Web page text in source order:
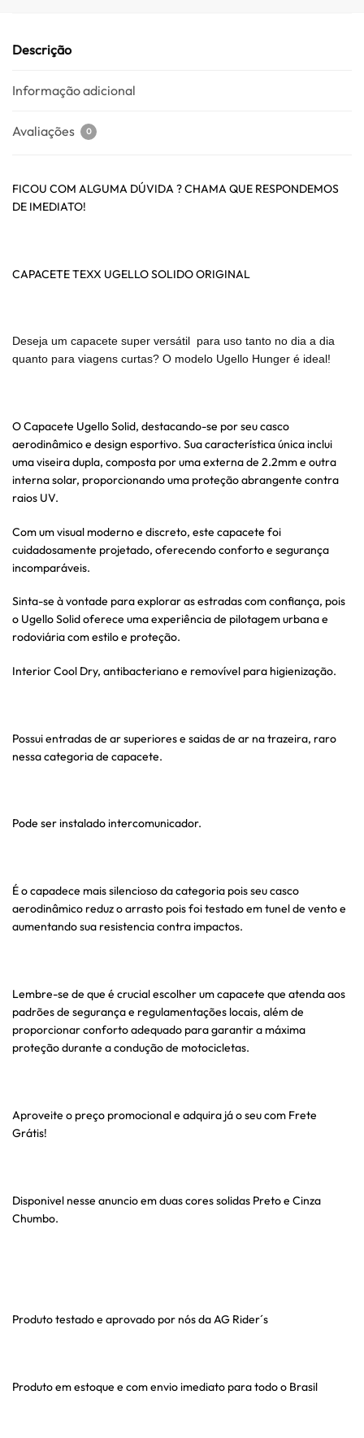
Descrição
Informação adicional
Avaliações 0
FICOU COM ALGUMA DÚVIDA ? CHAMA QUE RESPONDEMOS
DE IMEDIATO!
CAPACETE TEXX UGELLO SOLIDO ORIGINAL
Deseja um capacete super versátil para uso tanto no dia a dia
quanto para viagens curtas? O modelo Ugello Hunger é ideal!
O Capacete Ugello Solid, destacando-se por seu casco
aerodinâmico e design esportivo. Sua característica única inclui
uma viseira dupla, composta por uma externa de 2.2mm e outra
interna solar, proporcionando uma proteção abrangente contra
raios UV.
Com um visual moderno e discreto, este capacete foi
cuidadosamente projetado, oferecendo conforto e segurança
incomparáveis.
Sinta-se à vontade para explorar as estradas com confiança, pois
o Ugello Solid oferece uma experiência de pilotagem urbana e
rodoviária com estilo e proteção.
Interior Cool Dry, antibacteriano e removível para higienização.
Possui entradas de ar superiores e saidas de ar na trazeira, raro
nessa categoria de capacete.
Pode ser instalado intercomunicador.
É o capadece mais silencioso da categoria pois seu casco
aerodinâmico reduz o arrasto pois foi testado em tunel de vento e
aumentando sua resistencia contra impactos.
Lembre-se de que é crucial escolher um capacete que atenda aos
padrões de segurança e regulamentações locais, além de
proporcionar conforto adequado para garantir a máxima
proteção durante a condução de motocicletas.
Aproveite o preço promocional e adquira já o seu com Frete
Grátis!
Disponivel nesse anuncio em duas cores solidas Preto e Cinza
Chumbo.
Produto testado e aprovado por nós da AG Rider´s
Produto em estoque e com envio imediato para todo o Brasil